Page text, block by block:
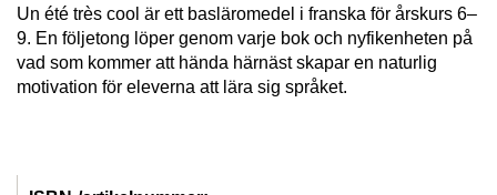
Un été très cool är ett basläromedel i franska för årskurs 6–
9. En följetong löper genom varje bok och nyfikenheten på
vad som kommer att hända härnäst skapar en naturlig
motivation för eleverna att lära sig språket.